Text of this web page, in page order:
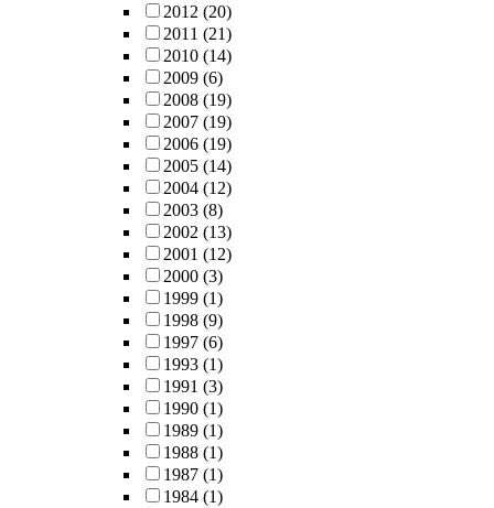
2012 (20)
2011 (21)
2010 (14)
2009 (6)
2008 (19)
2007 (19)
2006 (19)
2005 (14)
2004 (12)
2003 (8)
2002 (13)
2001 (12)
2000 (3)
1999 (1)
1998 (9)
1997 (6)
1993 (1)
1991 (3)
1990 (1)
1989 (1)
1988 (1)
1987 (1)
1984 (1)